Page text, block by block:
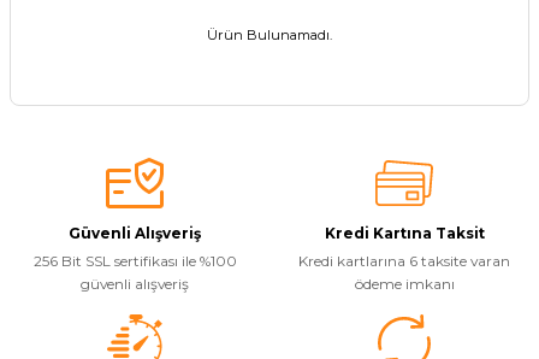
Ürün Bulunamadı.
Güvenli Alışveriş
256 Bit SSL sertifikası ile %100
güvenli alışveriş
Kredi Kartına Taksit
Kredi kartlarına 6 taksite varan
ödeme imkanı